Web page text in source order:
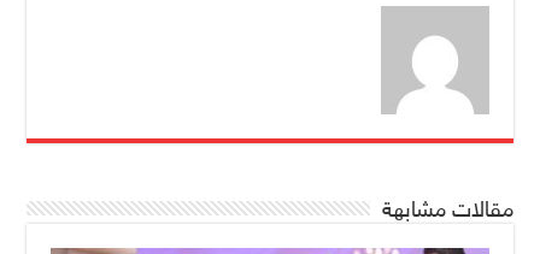
مقالات مشابهة